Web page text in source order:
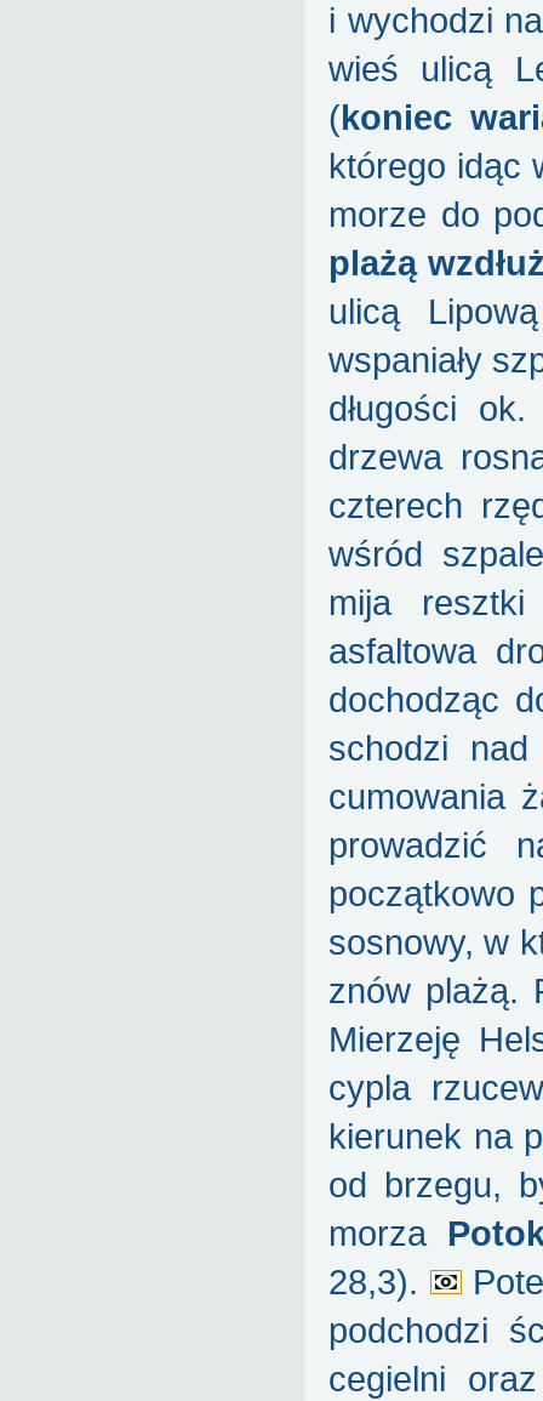
i wychodzi
wieś ulicą
(koniec
którego idąc
morze do
plażą
ulicą
wspaniały
długości
drzewa
czterech
wśród
mija
asfaltowa
dochodząc
schodzi
cumowania
prowadzić
początkowo
sosnowy, w
znów plażą.
Mierzeję
cypla
kierunek na
od brzegu,
morza
28,3).
podchodzi
cegielni